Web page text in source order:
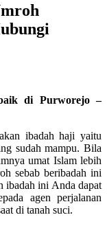
di Purworejo –
ibadah haji yaitu
sudah mampu. Bila
umat Islam lebih
sebab beribadah ini
ibadah ini Anda dapat
agen perjalanan
di tanah suci.